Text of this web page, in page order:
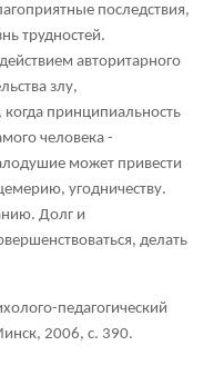
последствия,
трудностей.
авторитарного
злу,
когда принципиальность
человека -
может привести
угодничеству.
Долг и
делать
педагогический
2006, с. 390.